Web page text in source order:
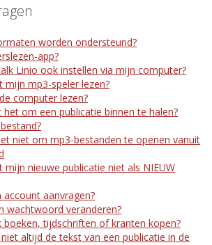
worden ondersteund?
app?
Linio ook instellen via mijn computer?
mijn mp3-speler lezen?
computer lezen?
het om een publicatie binnen te halen?
niet om mp3-bestanden te openen vanuit
nieuwe publicatie niet als NIEUW
account aanvragen?
wachtwoord veranderen?
boeken, tijdschriften of kranten kopen?
altijd de tekst van een publicatie in de